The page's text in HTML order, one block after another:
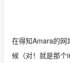
在得知Amara的网
候（对！就是那个